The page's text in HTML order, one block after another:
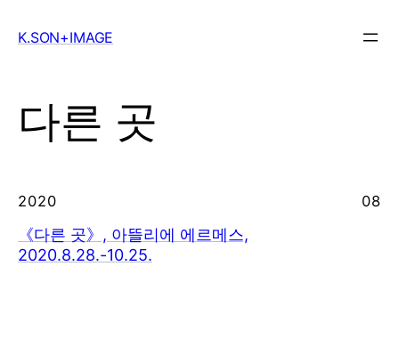
K.SON+IMAGE
다른 곳
2020 08
《다른 곳》, 아뜰리에 에르메스,
2020.8.28.-10.25.